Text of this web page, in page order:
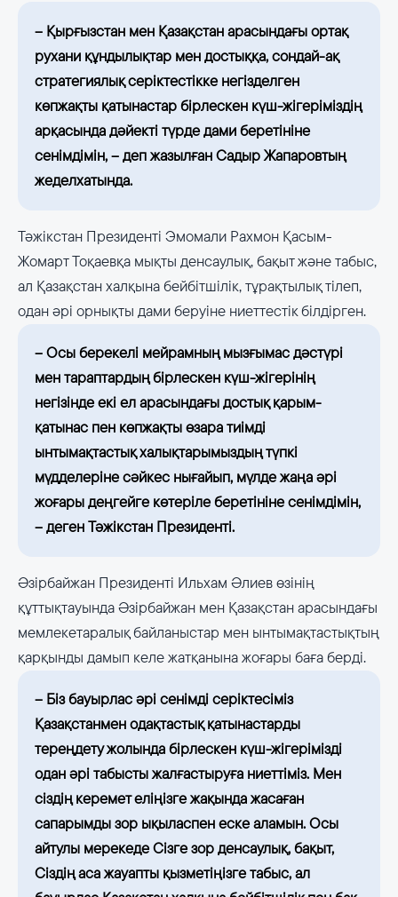
– Қырғызстан мен Қазақстан арасындағы ортақ
рухани құндылықтар мен достыққа, сондай-ақ
стратегиялық серіктестікке негізделген
көпжақты қатынастар бірлескен күш-жігеріміздің
арқасында дәйекті түрде дами беретініне
сенімдімін, – деп жазылған Садыр Жапаровтың
жеделхатында.
Тәжікстан Президенті Эмомали Рахмон Қасым-
Жомарт Тоқаевқа мықты денсаулық, бақыт және табыс,
ал Қазақстан халқына бейбітшілік, тұрақтылық тілеп,
одан әрі орнықты дами беруіне ниеттестік білдірген.
– Осы берекелі мейрамның мызғымас дәстүрі
мен тараптардың бірлескен күш-жігерінің
негізінде екі ел арасындағы достық қарым-
қатынас пен көпжақты өзара тиімді
ынтымақтастық халықтарымыздың түпкі
мүдделеріне сәйкес нығайып, мүлде жаңа әрі
жоғары деңгейге көтеріле беретініне сенімдімін,
– деген Тәжікстан Президенті.
Әзірбайжан Президенті Ильхам Әлиев өзінің
құттықтауында Әзірбайжан мен Қазақстан арасындағы
мемлекетаралық байланыстар мен ынтымақтастықтың
қарқынды дамып келе жатқанына жоғары баға берді.
– Біз бауырлас әрі сенімді серіктесіміз
Қазақстанмен одақтастық қатынастарды
тереңдету жолында бірлескен күш-жігерімізді
одан әрі табысты жалғастыруға ниеттіміз. Мен
сіздің керемет еліңізге жақында жасаған
сапарымды зор ықыласпен еске аламын. Осы
айтулы мерекеде Сізге зор денсаулық, бақыт,
Сіздің аса жауапты қызметіңізге табыс, ал